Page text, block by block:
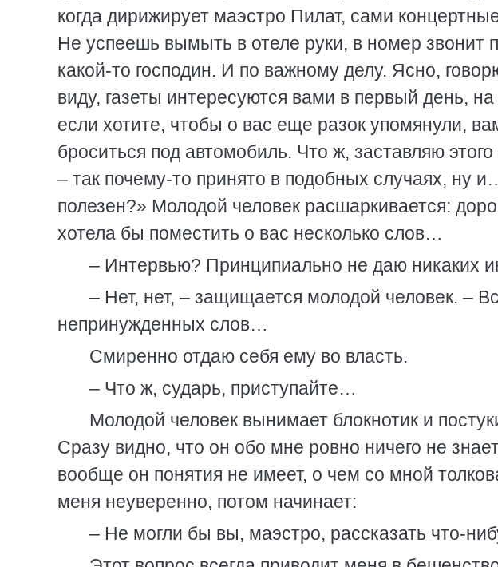
когда дирижирует маэстро Пилат, сами
Не успеешь вымыть в отеле руки, в номер звонит
какой-то господин. И по важному делу. Ясно,
виду, газеты интересуются вами в первый день,
если хотите, чтобы о вас еще разок упомянули,
броситься под автомобиль. Что ж, заставляю
– так почему-то принято в подобных случаях, ну
полезен?» Молодой человек расшаркивается:
хотела бы поместить о вас несколько слов…
– Интервью? Принципиально не даю никаких
– Нет, нет, – защищается молодой человек. –
непринужденных слов…
Смиренно отдаю себя ему во власть.
– Что ж, сударь, приступайте…
Молодой человек вынимает блокнотик и
Сразу видно, что он обо мне ровно ничего не
вообще он понятия не имеет, о чем со мной
меня неуверенно, потом начинает:
– Не могли бы вы, маэстро, рассказать что-